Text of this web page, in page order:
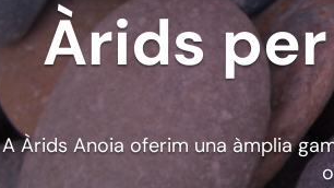
Àrids
A Àrids Anoia oferim una àmplia